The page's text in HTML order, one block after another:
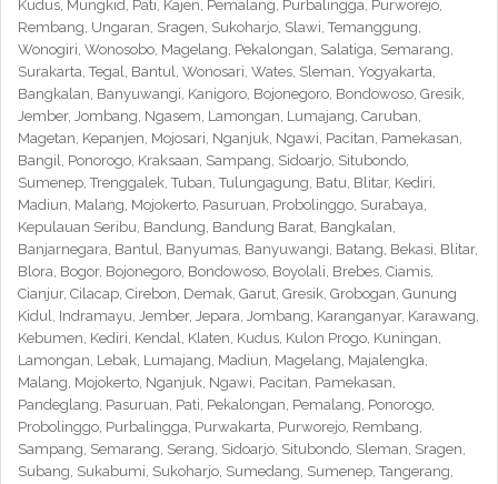
Kudus, Mungkid, Pati, Kajen, Pemalang, Purbalingga, Purworejo,
Rembang, Ungaran, Sragen, Sukoharjo, Slawi, Temanggung,
Wonogiri, Wonosobo, Magelang, Pekalongan, Salatiga, Semarang,
Surakarta, Tegal, Bantul, Wonosari, Wates, Sleman, Yogyakarta,
Bangkalan, Banyuwangi, Kanigoro, Bojonegoro, Bondowoso, Gresik,
Jember, Jombang, Ngasem, Lamongan, Lumajang, Caruban,
Magetan, Kepanjen, Mojosari, Nganjuk, Ngawi, Pacitan, Pamekasan,
Bangil, Ponorogo, Kraksaan, Sampang, Sidoarjo, Situbondo,
Sumenep, Trenggalek, Tuban, Tulungagung, Batu, Blitar, Kediri,
Madiun, Malang, Mojokerto, Pasuruan, Probolinggo, Surabaya,
Kepulauan Seribu, Bandung, Bandung Barat, Bangkalan,
Banjarnegara, Bantul, Banyumas, Banyuwangi, Batang, Bekasi, Blitar,
Blora, Bogor, Bojonegoro, Bondowoso, Boyolali, Brebes, Ciamis,
Cianjur, Cilacap, Cirebon, Demak, Garut, Gresik, Grobogan, Gunung
Kidul, Indramayu, Jember, Jepara, Jombang, Karanganyar, Karawang,
Kebumen, Kediri, Kendal, Klaten, Kudus, Kulon Progo, Kuningan,
Lamongan, Lebak, Lumajang, Madiun, Magelang, Majalengka,
Malang, Mojokerto, Nganjuk, Ngawi, Pacitan, Pamekasan,
Pandeglang, Pasuruan, Pati, Pekalongan, Pemalang, Ponorogo,
Probolinggo, Purbalingga, Purwakarta, Purworejo, Rembang,
Sampang, Semarang, Serang, Sidoarjo, Situbondo, Sleman, Sragen,
Subang, Sukabumi, Sukoharjo, Sumedang, Sumenep, Tangerang,